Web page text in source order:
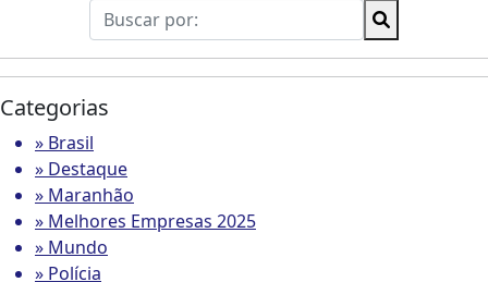
Categorias
» Brasil
» Destaque
» Maranhão
» Melhores Empresas 2025
» Mundo
» Polícia